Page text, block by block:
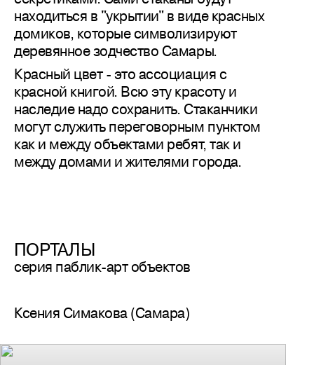
находиться в "укрытии" в виде красных
домиков, которые символизируют
деревянное зодчество Самары.
Красный цвет - это ассоциация с
красной книгой. Всю эту красоту и
наследие надо сохранить. Стаканчики
могут служить переговорным пунктом
как и между объектами ребят, так и
между домами и жителями города.
ПОРТАЛЫ
серия паблик-арт объектов
Ксения Симакова (Самара)